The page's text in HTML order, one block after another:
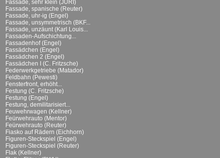
Fassade, sehr klein (JURI)
Fassade, spanische (Reuter)
Fassade, uhr-ig (Engel)
Fassade, unsymmetrisch (BKF...
Fassade, unzäunt (Karl Louis...
Fassaden-Aufschichtung...
Fassadenhof (Engel)
Fassädchen (Engel)
Fassädchen 2 (Engel)
Fassädchen I (C. Fritzsche)
Federwerkgetriebe (Matador)
Feldbahn (Pewesti)
Fensterfront, erhöht...
Festung (C. Fritzsche)
Festung (Engel)
Festung, demilitarisiert...
Feuwehrwagen (Kellner)
Feürwehrauto (Mentor)
Feürwehrauto (Reuter)
Fiasko auf Rädern (Eichhorn)
Figuren-Steckspiel (Engel)
Figuren-Steckspiel (Reuter)
Flak (Kellner)